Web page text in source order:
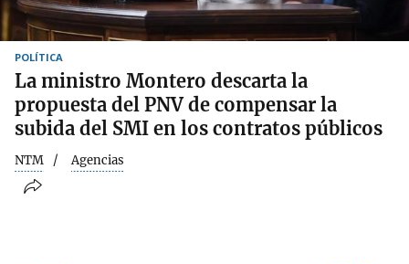
POLÍTICA
La ministro Montero descarta la
propuesta del PNV de compensar la
subida del SMI en los contratos públicos
NTM Agencias